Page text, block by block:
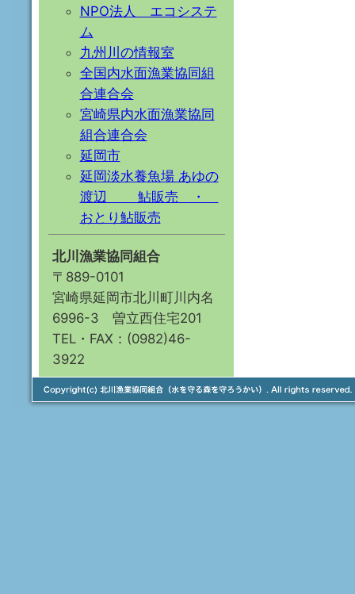
NPO法人 エコシステ
ム
九州川の情報室
全国内水面漁業協同組
合連合会
宮崎県内水面漁業協同
組合連合会
延岡市
延岡淡水養魚場 あゆの
渡辺 鮎販売 ・
おとり鮎販売
北川漁業協同組合
〒889-0101
宮崎県延岡市北川町川内名
6996-3 曽立西住宅201
TEL・FAX：(0982)46-
3922